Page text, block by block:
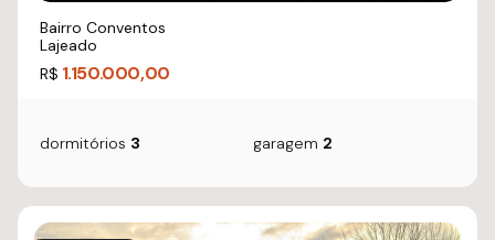
Bairro Conventos
Lajeado
R$ 1.150.000,00
dormitórios 3 garagem 2